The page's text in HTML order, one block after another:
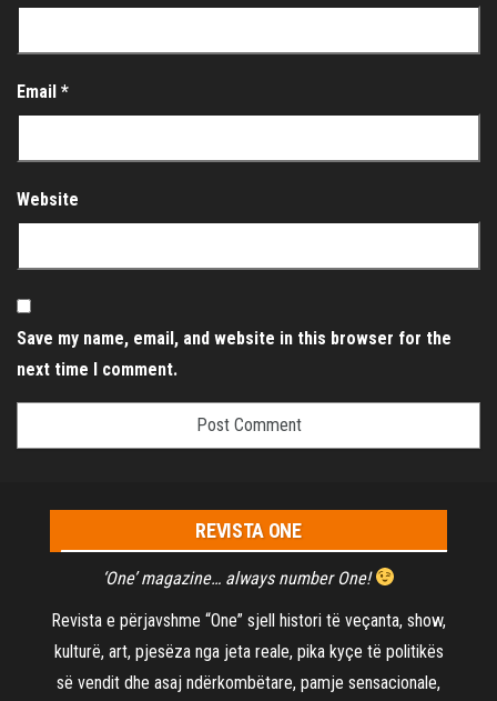
Email *
Website
Save my name, email, and website in this browser for the
next time I comment.
REVISTA ONE
‘One’ magazine… always number One!
Revista e përjavshme “One” sjell histori të veçanta, show,
kulturë, art, pjesëza nga jeta reale, pika kyçe të politikës
së vendit dhe asaj ndërkombëtare, pamje sensacionale,